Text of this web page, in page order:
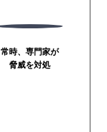
常時、専門家が
脅威を対処